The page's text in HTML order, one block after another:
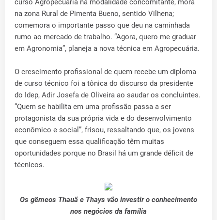
curso Agropecuária na modalidade concomitante, mora
na zona Rural de Pimenta Bueno, sentido Vilhena;
comemora o importante passo que deu na caminhada
rumo ao mercado de trabalho. “Agora, quero me graduar
em Agronomia”, planeja a nova técnica em Agropecuária.
O crescimento profissional de quem recebe um diploma
de curso técnico foi a tônica do discurso da presidente
do Idep, Adir Josefa de Oliveira ao saudar os concluintes.
“Quem se habilita em uma profissão passa a ser
protagonista da sua própria vida e do desenvolvimento
econômico e social”, frisou, ressaltando que, os jovens
que conseguem essa qualificação têm muitas
oportunidades porque no Brasil há um grande déficit de
técnicos.
Os gêmeos Thauã e Thays vão investir o conhecimento
nos negócios da família